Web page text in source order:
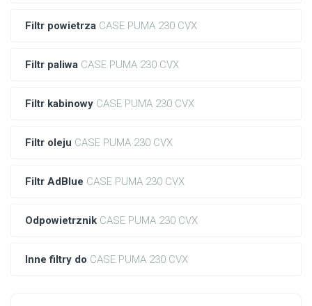
Filtr powietrza CASE PUMA 230 CVX
Filtr paliwa CASE PUMA 230 CVX
Filtr kabinowy CASE PUMA 230 CVX
Filtr oleju CASE PUMA 230 CVX
Filtr AdBlue CASE PUMA 230 CVX
Odpowietrznik CASE PUMA 230 CVX
Inne filtry do CASE PUMA 230 CVX